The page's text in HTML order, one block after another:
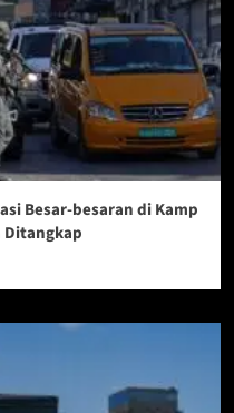
Besar-besaran di Kamp
Ditangkap